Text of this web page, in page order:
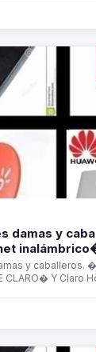
damas y
y caballeros.
Y Claro